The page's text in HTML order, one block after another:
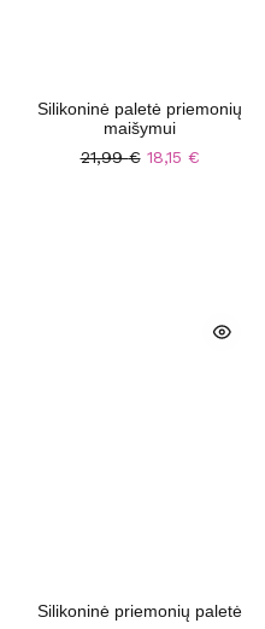
Silikoninė paletė priemonių
maišymui
21,99€ 18,15 €
Silikoninė priemonių paletė